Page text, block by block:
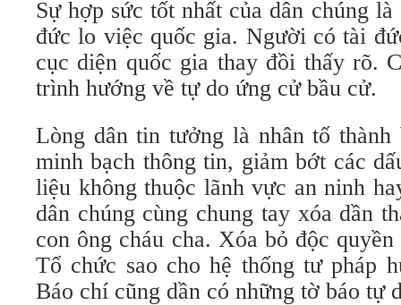
Sự hợp sức tốt nhất của dân chúng
đức lo việc quốc gia. Người có tài
cục diện quốc gia thay đồi thấy rõ.
trình hướng về tự do ứng cử bầu cử.
Lòng dân tin tưởng là nhân tố thành
minh bạch thông tin, giảm bớt các
liệu không thuộc lãnh vực an ninh
dân chúng cùng chung tay xóa dần
con ông cháu cha. Xóa bỏ độc
Tổ chức sao cho hệ thống tư pháp
Báo chí cũng dần có những tờ báo tự